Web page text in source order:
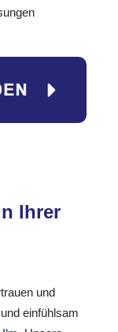
Ihrer
und
einfühlsam